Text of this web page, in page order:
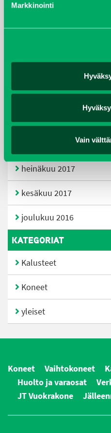
Markkinointi
Vain
elokuu 2018
tammikuu 2018
heinäkuu 2017
kesäkuu 2017
joulukuu 2016
KATEGORIAT
Kalusteet
Koneet
yleiset
Koneet Vaihtokoneet
Huolto ja varaosat
JT Vuokrakone